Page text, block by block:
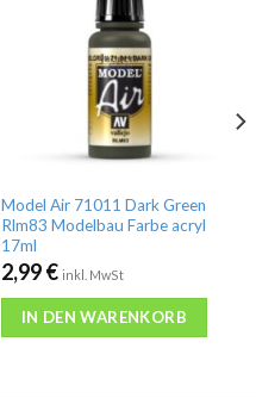
Model Air 71011 Dark Green
Rlm83 Modelbau Farbe acryl
17ml
2,99€ inkl. MwSt
IN DEN WARENKORB